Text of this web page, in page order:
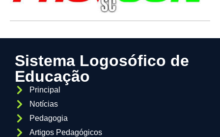
Sistema Logosófico de
Educação
Principal
Notícias
Pedagogia
Artigos Pedagógicos